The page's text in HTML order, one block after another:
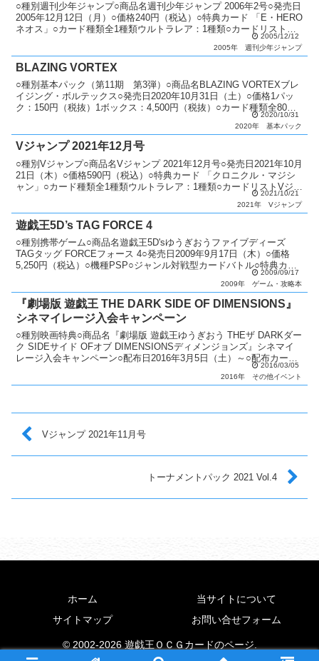
○種別週刊少年ジャンプ○商品名週刊少年ジャンプ 2006年2号○発売日
2005年12月12日（月）○価格240円（税込）○特典カード 「E・HERO
ネオス」○カード種類全1種類ウルトラレア：1種類○カードリスト週
2005/12/12
2005年
週刊少年ジャンプ
BLAZING VORTEX
○種別基本パック（第11期 第3弾）○商品名BLAZING VORTEXブレ
イジング・ボルテックス○発売日2020年10月31日（土）○価格1パッ
ク：150円（税抜）1ボックス：4,500円（税抜）○カード種類全80種
2020/10/31
2020年
基本パック
Vジャンプ 2021年12月号
○種別Vジャンプ○商品名Vジャンプ 2021年12月号○発売日2021年10月
21日（木）○価格590円（税込）○特典カード 「クロニクル・マジシ
ャン」○カード種類全1種類ウルトラレア：1種類○カードリストVジャ
2021/10/21
2021年
Vジャンプ
遊戯王5D’s TAG FORCE 4
○種別携帯ゲーム○商品名遊戯王5D'sゆうぎおうファイブディーズ
TAGタッグ FORCEフォース 4○発売日2009年9月17日（木）○価格
5,250円（税込）○機種PSP○ジャンル対戦型カードバトル○特典カー
2009/09/17
2009年
ゲーム・攻略本
『劇場版 遊戯王 THE DARK SIDE OF DIMENSIONS』
シネマイレージ入会キャンペーン
○種別映画特典○商品名『劇場版 遊戯王ゆうぎおう THEザ DARKダー
ク SIDEサイド OFオブ DIMENSIONSディメンジョンズ』シネマイ
レージ入会キャンペーン○配布日2016年3月5日（土）～○配布カード
2016/03/05
2016年
その他イベント
Vジャンプ 2021年11月号
トーナメントパック 2021 Vol.4
ホーム
当サイトについて
サイトマップ
お問い合せフォーム
© 2002-2026 遊戯王ＯＣＧカードのページ.